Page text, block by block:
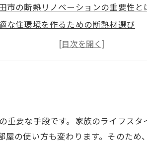
市の断熱リノベーションの重要性と
な住環境を作るための断熱材選び
際のリノベーション事例：成功例とポ
リノベーション後の光熱費削減効果
要な手段です。家族のライフス
の使い方も変わります。そのた